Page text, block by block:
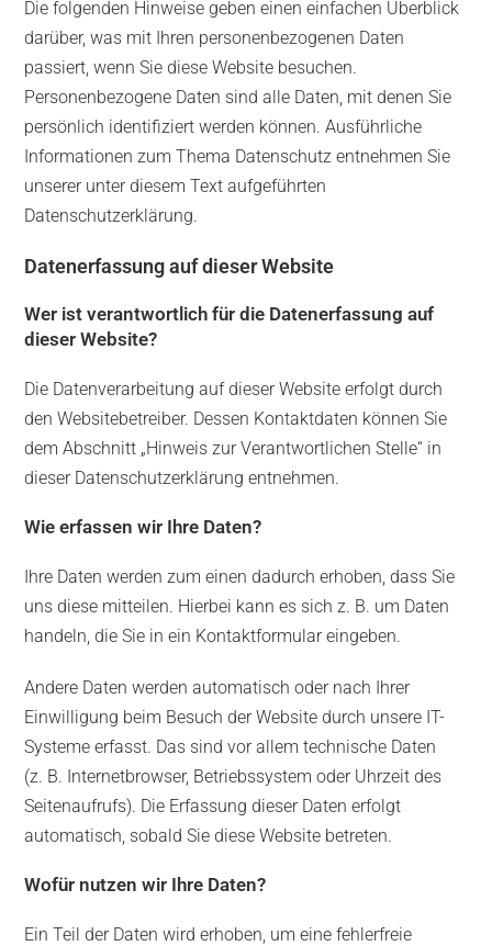
Die folgenden Hinweise geben einen einfachen Überblick
darüber, was mit Ihren personenbezogenen Daten
passiert, wenn Sie diese Website besuchen.
Personenbezogene Daten sind alle Daten, mit denen Sie
persönlich identifiziert werden können. Ausführliche
Informationen zum Thema Datenschutz entnehmen Sie
unserer unter diesem Text aufgeführten
Datenschutzerklärung.
Datenerfassung auf dieser Website
Wer ist verantwortlich für die Datenerfassung auf
dieser Website?
Die Datenverarbeitung auf dieser Website erfolgt durch
den Websitebetreiber. Dessen Kontaktdaten können Sie
dem Abschnitt „Hinweis zur Verantwortlichen Stelle“ in
dieser Datenschutzerklärung entnehmen.
Wie erfassen wir Ihre Daten?
Ihre Daten werden zum einen dadurch erhoben, dass Sie
uns diese mitteilen. Hierbei kann es sich z. B. um Daten
handeln, die Sie in ein Kontaktformular eingeben.
Andere Daten werden automatisch oder nach Ihrer
Einwilligung beim Besuch der Website durch unsere IT-
Systeme erfasst. Das sind vor allem technische Daten
(z. B. Internetbrowser, Betriebssystem oder Uhrzeit des
Seitenaufrufs). Die Erfassung dieser Daten erfolgt
automatisch, sobald Sie diese Website betreten.
Wofür nutzen wir Ihre Daten?
Ein Teil der Daten wird erhoben, um eine fehlerfreie